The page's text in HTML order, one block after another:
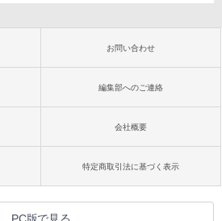
お問い合わせ
編集部へのご連絡
会社概要
特定商取引法に基づく表示